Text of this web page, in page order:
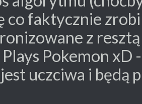
co faktycznie
z
Pokemon xD
uczciwa i będą